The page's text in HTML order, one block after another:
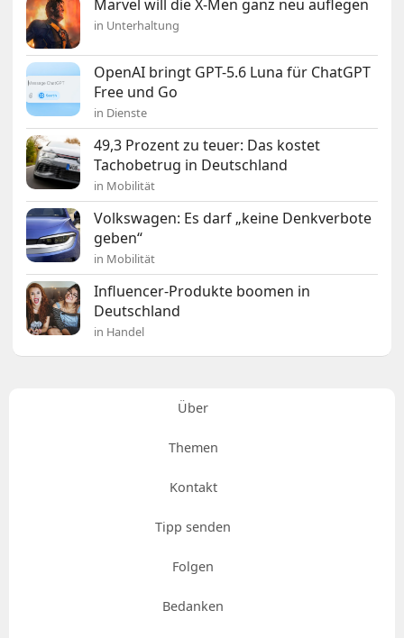
Marvel will die X-Men ganz neu auflegen
in Unterhaltung
OpenAI bringt GPT-5.6 Luna für ChatGPT
Free und Go
in Dienste
49,3 Prozent zu teuer: Das kostet
Tachobetrug in Deutschland
in Mobilität
Volkswagen: Es darf „keine Denkverbote
geben“
in Mobilität
Influencer-Produkte boomen in
Deutschland
in Handel
Über
Themen
Kontakt
Tipp senden
Folgen
Bedanken